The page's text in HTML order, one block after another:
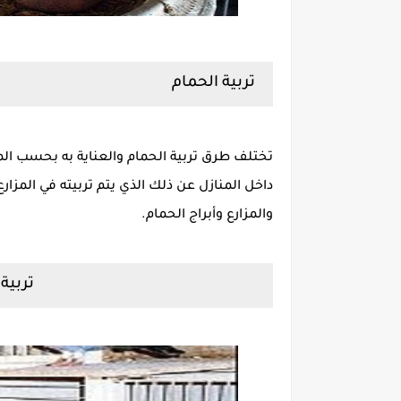
تربية الحمام
تختلف طرق تربية الحمام والعناية به بحسب
داخل المنازل عن ذلك الذي يتم تربيته في
والمزارع وأبراج الحمام.